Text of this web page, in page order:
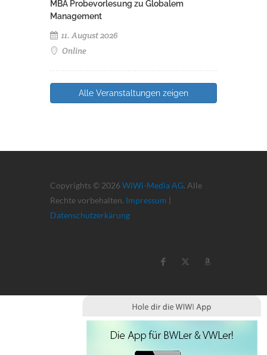
MBA Probevorlesung zu Globalem
Management
11. August 2026
Online
Alle Veranstaltungen zeigen
Copyrights © 2026 WiWi-Media AG. Alle
Rechte vorbehalten. Impressum |
Datenschutzerkärung